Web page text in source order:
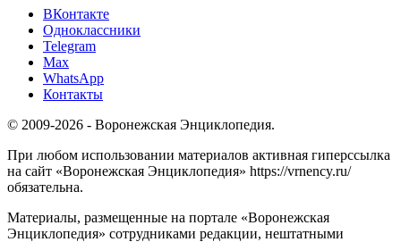
ВКонтакте
Одноклассники
Telegram
Max
WhatsApp
Контакты
© 2009-2026 - Воронежская Энциклопедия.
При любом использовании материалов активная гиперссылка
на сайт «Воронежская Энциклопедия» https://vrnency.ru/
обязательна.
Материалы, размещенные на портале «Воронежская
Энциклопедия» сотрудниками редакции, нештатными